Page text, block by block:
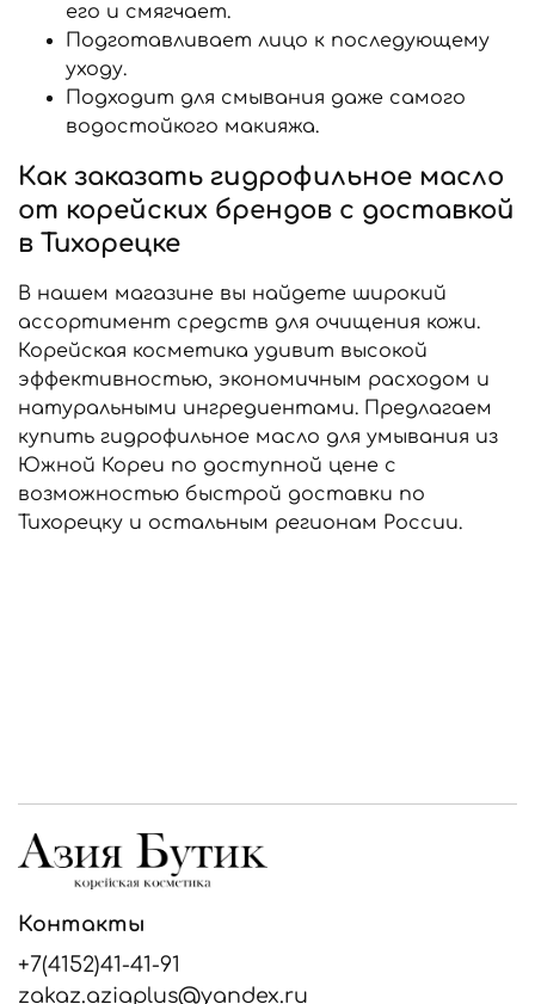
его и смягчает.
Подготавливает лицо к последующему
уходу.
Подходит для смывания даже самого
водостойкого макияжа.
Как заказать гидрофильное масло
от корейских брендов с доставкой
в Тихорецке
В нашем магазине вы найдете широкий
ассортимент средств для очищения кожи.
Корейская косметика удивит высокой
эффективностью, экономичным расходом и
натуральными ингредиентами. Предлагаем
купить гидрофильное масло для умывания из
Южной Кореи по доступной цене с
возможностью быстрой доставки по
Тихорецку и остальным регионам России.
Контакты
+7(4152)41-41-91
zakaz.aziaplus@yandex.ru